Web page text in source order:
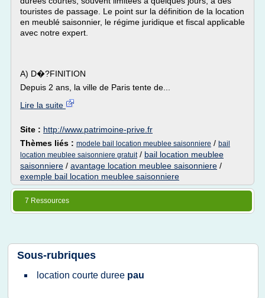
touristes de passage. Le point sur la définition de la location
en meublé saisonnier, le régime juridique et fiscal applicable
avec notre expert.
A) D�?FINITION
Depuis 2 ans, la ville de Paris tente de...
Lire la suite
Site : http://www.patrimoine-prive.fr
Thèmes liés : modele bail location meublee saisonniere / bail
location meublee saisonniere gratuit/ bail location meublee
saisonniere / avantage location meublee saisonniere /
exemple bail location meublee saisonniere
7 Ressources
Sous-rubriques
location courte duree pau